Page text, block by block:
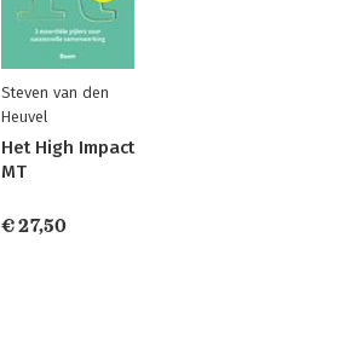
Steven van den
Heuvel
Het High Impact
MT
€ 27,50